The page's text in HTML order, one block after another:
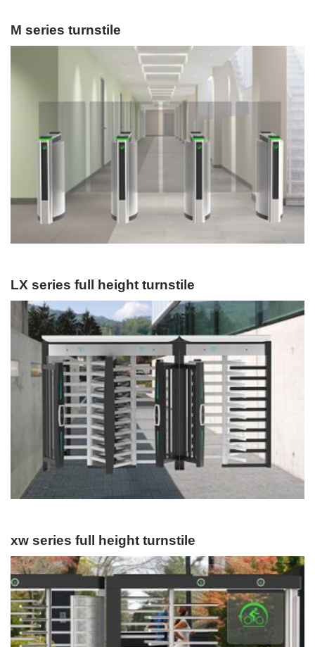
M series turnstile
LX series full height turnstile
xw series full height turnstile